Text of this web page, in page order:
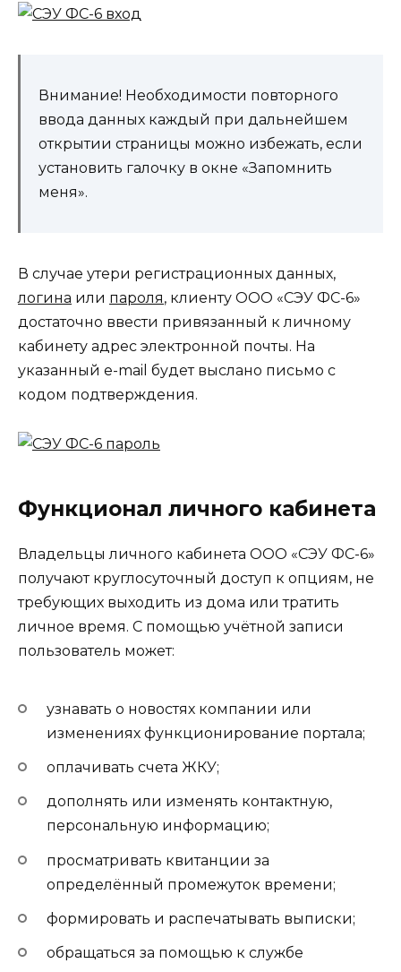
Внимание! Необходимости повторного
ввода данных каждый при дальнейшем
открытии страницы можно избежать, если
установить галочку в окне «Запомнить
меня».
В случае утери регистрационных данных,
логина или пароля, клиенту ООО «СЭУ ФС-6»
достаточно ввести привязанный к личному
кабинету адрес электронной почты. На
указанный e-mail будет выслано письмо с
кодом подтверждения.
Функционал личного кабинета
Владельцы личного кабинета ООО «СЭУ ФС-6»
получают круглосуточный доступ к опциям, не
требующих выходить из дома или тратить
личное время. С помощью учётной записи
пользователь может:
узнавать о новостях компании или
изменениях функционирование портала;
оплачивать счета ЖКУ;
дополнять или изменять контактную,
персональную информацию;
просматривать квитанции за
определённый промежуток времени;
формировать и распечатывать выписки;
обращаться за помощью к службе